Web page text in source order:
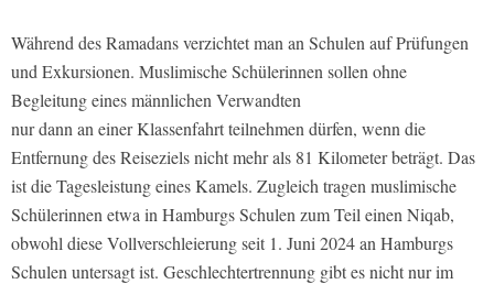
Während des Ramadans verzichtet man an Schulen auf Prüfungen
und Exkursionen. Muslimische Schülerinnen sollen ohne
Begleitung eines männlichen Verwandten
nur dann an einer Klassenfahrt teilnehmen dürfen, wenn die
Entfernung des Reiseziels nicht mehr als 81 Kilometer beträgt. Das
ist die Tagesleistung eines Kamels. Zugleich tragen muslimische
Schülerinnen etwa in Hamburgs Schulen zum Teil einen Niqab,
obwohl diese Vollverschleierung seit 1. Juni 2024 an Hamburgs
Schulen untersagt ist. Geschlechtertrennung gibt es nicht nur im